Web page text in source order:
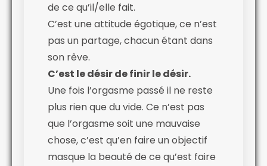
de ce qu’il/elle fait.
C’est une attitude égotique, ce n’est
pas un partage, chacun étant dans
son rêve.
C’est le désir de finir le désir.
Une fois l’orgasme passé il ne reste
plus rien que du vide. Ce n’est pas
que l’orgasme soit une mauvaise
chose, c’est qu’en faire un objectif
masque la beauté de ce qu’est faire